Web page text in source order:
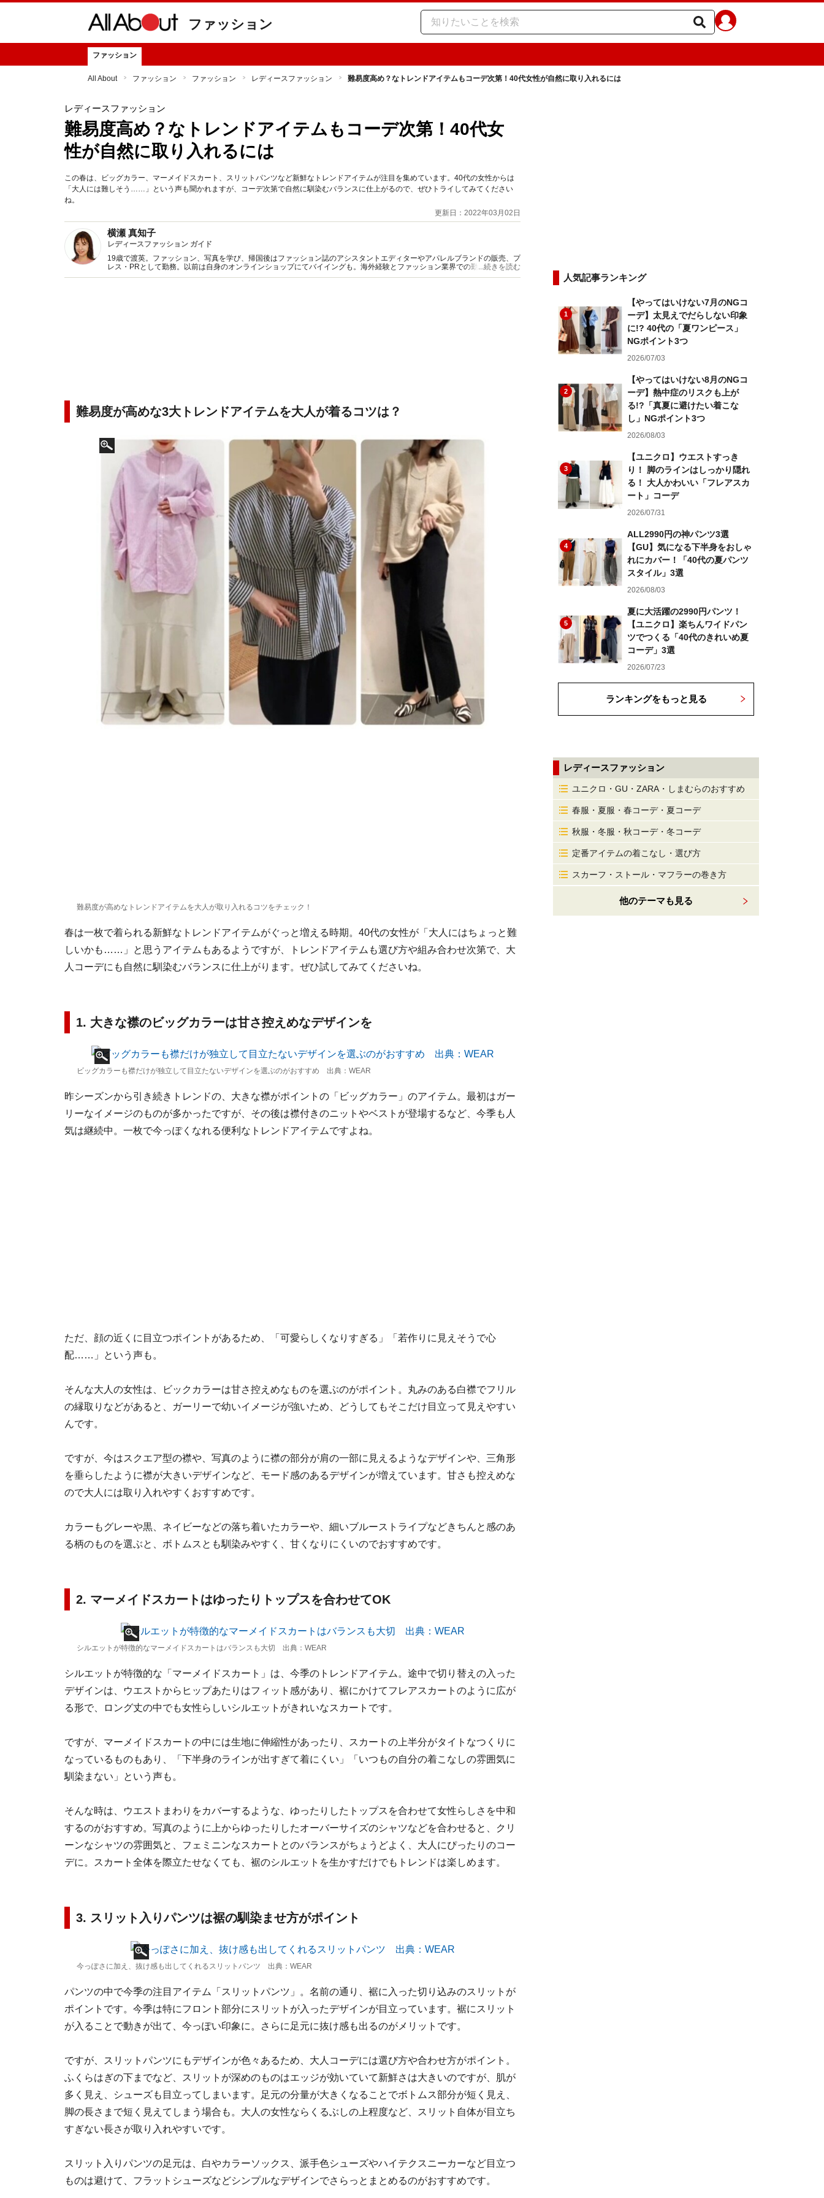
ファッション
ファッション
All About ファッション ファッション レディースファッション 難易度高め？なトレンドアイテムもコーデ次第！40代女性が自然に取り入れるには
レディースファッション
難易度高め？なトレンドアイテムもコーデ次第！40代女
性が自然に取り入れるには
この春は、ビッグカラー、マーメイドスカート、スリットパンツなど新鮮なトレンドアイテムが注目を集めています。40代の女性からは
「大人には難しそう……」という声も聞かれますが、コーデ次第で自然に馴染むバランスに仕上がるので、ぜひトライしてみてください
ね。
更新日：2022年03月02日
横瀬 真知子
レディースファッション ガイド
19歳で渡英。ファッション、写真を学び、帰国後はファッション誌のアシスタントエディターやアパレルブランドの販売、プ
レス・PRとして勤務。以前は自身のオンラインショップにてバイイングも。海外経験とファッション業界での勤務経験から
得た知識をもとに、フレッシュなファッション情報をご提供します。
...続きを読む
難易度が高めな3大トレンドアイテムを大人が着るコツは？
難易度が高めなトレンドアイテムを大人が取り入れるコツをチェック！
春は一枚で着られる新鮮なトレンドアイテムがぐっと増える時期。40代の女性が「大人にはちょっと難
しいかも……」と思うアイテムもあるようですが、トレンドアイテムも選び方や組み合わせ次第で、大
人コーデにも自然に馴染むバランスに仕上がります。ぜひ試してみてくださいね。
1. 大きな襟のビッグカラーは甘さ控えめなデザインを
ビッグカラーも襟だけが独立して目立たないデザインを選ぶのがおすすめ 出典：WEAR
昨シーズンから引き続きトレンドの、大きな襟がポイントの「ビッグカラー」のアイテム。最初はガー
リーなイメージのものが多かったですが、その後は襟付きのニットやベストが登場するなど、今季も人
気は継続中。一枚で今っぽくなれる便利なトレンドアイテムですよね。
ただ、顔の近くに目立つポイントがあるため、「可愛らしくなりすぎる」「若作りに見えそうで心
配……」という声も。
そんな大人の女性は、ビックカラーは甘さ控えめなものを選ぶのがポイント。丸みのある白襟でフリル
の縁取りなどがあると、ガーリーで幼いイメージが強いため、どうしてもそこだけ目立って見えやすい
んです。
ですが、今はスクエア型の襟や、写真のように襟の部分が肩の一部に見えるようなデザインや、三角形
を垂らしたように襟が大きいデザインなど、モード感のあるデザインが増えています。甘さも控えめな
ので大人には取り入れやすくおすすめです。
カラーもグレーや黒、ネイビーなどの落ち着いたカラーや、細いブルーストライプなどきちんと感のあ
る柄のものを選ぶと、ボトムスとも馴染みやすく、甘くなりにくいのでおすすめです。
2. マーメイドスカートはゆったりトップスを合わせてOK
シルエットが特徴的なマーメイドスカートはバランスも大切 出典：WEAR
シルエットが特徴的な「マーメイドスカート」は、今季のトレンドアイテム。途中で切り替えの入った
デザインは、ウエストからヒップあたりはフィット感があり、裾にかけてフレアスカートのように広が
る形で、ロング丈の中でも女性らしいシルエットがきれいなスカートです。
ですが、マーメイドスカートの中には生地に伸縮性があったり、スカートの上半分がタイトなつくりに
なっているものもあり、「下半身のラインが出すぎて着にくい」「いつもの自分の着こなしの雰囲気に
馴染まない」という声も。
そんな時は、ウエストまわりをカバーするような、ゆったりしたトップスを合わせて女性らしさを中和
するのがおすすめ。写真のように上からゆったりしたオーバーサイズのシャツなどを合わせると、クリ
ーンなシャツの雰囲気と、フェミニンなスカートとのバランスがちょうどよく、大人にぴったりのコー
デに。スカート全体を際立たせなくても、裾のシルエットを生かすだけでもトレンドは楽しめます。
3. スリット入りパンツは裾の馴染ませ方がポイント
今っぽさに加え、抜け感も出してくれるスリットパンツ 出典：WEAR
パンツの中で今季の注目アイテム「スリットパンツ」。名前の通り、裾に入った切り込みのスリットが
ポイントです。今季は特にフロント部分にスリットが入ったデザインが目立っています。裾にスリット
が入ることで動きが出て、今っぽい印象に。さらに足元に抜け感も出るのがメリットです。
ですが、スリットパンツにもデザインが色々あるため、大人コーデには選び方や合わせ方がポイント。
ふくらはぎの下までなど、スリットが深めのものはエッジが効いていて新鮮さは大きいのですが、肌が
多く見え、シューズも目立ってしまいます。足元の分量が大きくなることでボトムス部分が短く見え、
脚の長さまで短く見えてしまう場合も。大人の女性ならくるぶしの上程度など、スリット自体が目立ち
すぎない長さが取り入れやすいです。
スリット入りパンツの足元は、白やカラーソックス、派手色シューズやハイテクスニーカーなど目立つ
ものは避けて、フラットシューズなどシンプルなデザインでさらっとまとめるのがおすすめです。
人気記事ランキング
1
【やってはいけない7月のNGコ
ーデ】太見えでだらしない印象
に!? 40代の「夏ワンピース」
NGポイント3つ
2026/07/03
2
【やってはいけない8月のNGコ
ーデ】熱中症のリスクも上が
る!?「真夏に避けたい着こな
し」NGポイント3つ
2026/08/03
3
【ユニクロ】ウエストすっき
り！ 脚のラインはしっかり隠れ
る！ 大人かわいい「フレアスカ
ート」コーデ
2026/07/31
4
ALL2990円の神パンツ3選
【GU】気になる下半身をおしゃ
れにカバー！「40代の夏パンツ
スタイル」3選
2026/08/03
5
夏に大活躍の2990円パンツ！
【ユニクロ】楽ちんワイドパン
ツでつくる「40代のきれいめ夏
コーデ」3選
2026/07/23
ランキングをもっと見る
レディースファッション
ユニクロ・GU・ZARA・しまむらのおすすめ
春服・夏服・春コーデ・夏コーデ
秋服・冬服・秋コーデ・冬コーデ
定番アイテムの着こなし・選び方
スカーフ・ストール・マフラーの巻き方
他のテーマも見る